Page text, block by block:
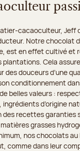
cacaoculteur, Jeff
Notre chocolat
est en effet cultivé et
plantations. Cela
des douceurs d’une
conditionnement
belles valeurs :
ingrédients d’origine
recettes garanties
grasses
nos chocolats
comme dans leur